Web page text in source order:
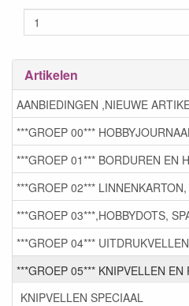
Artikelen
AANBIEDINGEN ,NIEUWE
***GROEP 00***
***GROEP 01*** BORDUREN EN
***GROEP 02***
***GROEP 03***,HOBBYDOTS,
***GROEP 04***
***GROEP 05*** KNIPVELLEN EN
KNIPVELLEN SPECIAAL